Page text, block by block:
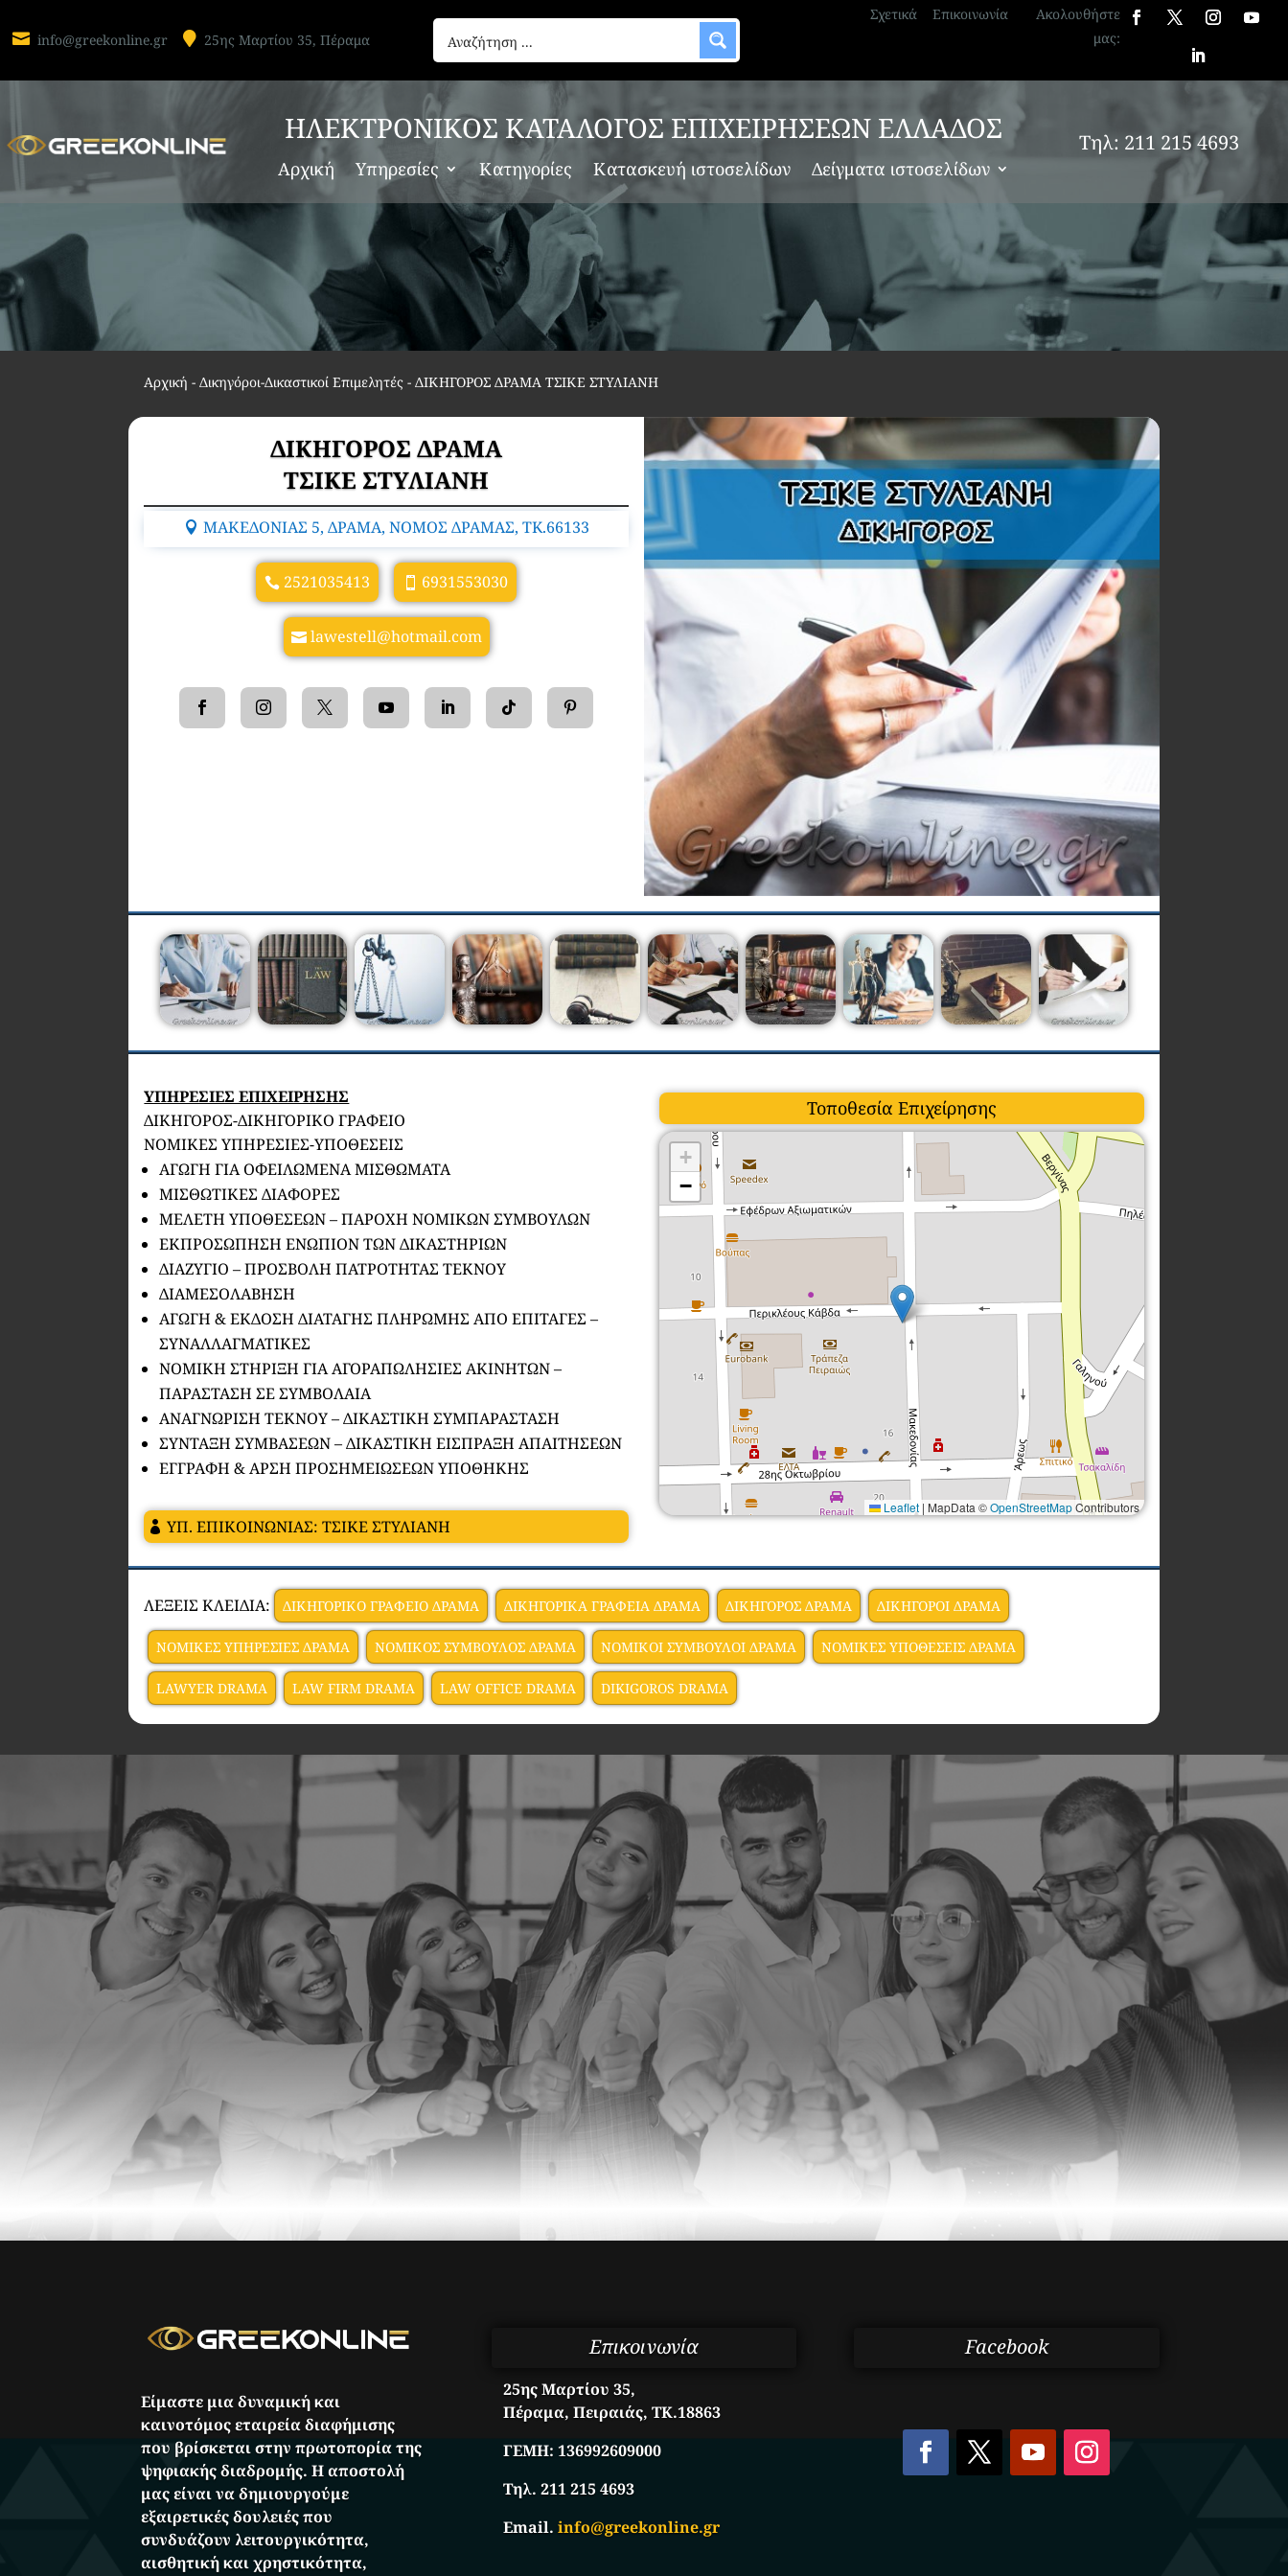
 info@greekonline.gr  25ης Μαρτίου 35, Πέραμα
Σχετικά Επικοινωνία
Ακολουθήστε
μας:
ΗΛΕΚΤΡΟΝΙΚΟΣ ΚΑΤΑΛΟΓΟΣ ΕΠΙΧΕΙΡΗΣΕΩΝ ΕΛΛΑΔΟΣ
Αρχική Υπηρεσίες Κατηγορίες Κατασκευή ιστοσελίδων Δείγματα ιστοσελίδων
Τηλ: 211 215 4693
Αρχική -Δικηγόροι-Δικαστικοί Επιμελητές -ΔΙΚΗΓΟΡΟΣ ΔΡΑΜΑ ΤΣΙΚΕ ΣΤΥΛΙΑΝΗ
ΔΙΚΗΓΟΡΟΣ ΔΡΑΜΑ
ΤΣΙΚΕ ΣΤΥΛΙΑΝΗ
ΜΑΚΕΔΟΝΙΑΣ 5, ΔΡΑΜΑ, ΝΟΜΟΣ ΔΡΑΜΑΣ, TK.66133
2521035413 6931553030
lawestell@hotmail.com
ΥΠΗΡΕΣΙΕΣ ΕΠΙΧΕΙΡΗΣΗΣ
ΔΙΚΗΓΟΡΟΣ-ΔΙΚΗΓΟΡΙΚΟ ΓΡΑΦΕΙΟ
ΝΟΜΙΚΕΣ ΥΠΗΡΕΣΙΕΣ-ΥΠΟΘΕΣΕΙΣ
ΑΓΩΓΗ ΓΙΑ ΟΦΕΙΛΩΜΕΝΑ ΜΙΣΘΩΜΑΤΑ
ΜΙΣΘΩΤΙΚΕΣ ΔΙΑΦΟΡΕΣ
ΜΕΛΕΤΗ ΥΠΟΘΕΣΕΩΝ – ΠΑΡΟΧΗ ΝΟΜΙΚΩΝ ΣΥΜΒΟΥΛΩΝ
ΕΚΠΡΟΣΩΠΗΣΗ ΕΝΩΠΙΟΝ ΤΩΝ ΔΙΚΑΣΤΗΡΙΩΝ
ΔΙΑΖΥΓΙΟ – ΠΡΟΣΒΟΛΗ ΠΑΤΡΟΤΗΤΑΣ ΤΕΚΝΟΥ
ΔΙΑΜΕΣΟΛΑΒΗΣΗ
ΑΓΩΓΗ & ΕΚΔΟΣΗ ΔΙΑΤΑΓΗΣ ΠΛΗΡΩΜΗΣ ΑΠΟ ΕΠΙΤΑΓΕΣ –
ΣΥΝΑΛΛΑΓΜΑΤΙΚΕΣ
ΝΟΜΙΚΗ ΣΤΗΡΙΞΗ ΓΙΑ ΑΓΟΡΑΠΩΛΗΣΙΕΣ ΑΚΙΝΗΤΩΝ –
ΠΑΡΑΣΤΑΣΗ ΣΕ ΣΥΜΒΟΛΑΙΑ
ΑΝΑΓΝΩΡΙΣΗ ΤΕΚΝΟΥ – ΔΙΚΑΣΤΙΚΗ ΣΥΜΠΑΡΑΣΤΑΣΗ
ΣΥΝΤΑΞΗ ΣΥΜΒΑΣΕΩΝ – ΔΙΚΑΣΤΙΚΗ ΕΙΣΠΡΑΞΗ ΑΠΑΙΤΗΣΕΩΝ
ΕΓΓΡΑΦΗ & ΑΡΣΗ ΠΡΟΣΗΜΕΙΩΣΕΩΝ ΥΠΟΘΗΚΗΣ
ΥΠ. ΕΠΙΚΟΙΝΩΝΙΑΣ: ΤΣΙΚΕ ΣΤΥΛΙΑΝΗ
Τοποθεσία Επιχείρησης
+
−
Leaflet | MapData ©OpenStreetMapContributors
ΛΕΞΕΙΣ ΚΛΕΙΔΙΑ: ΔΙΚΗΓΟΡΙΚΟ ΓΡΑΦΕΙΟ ΔΡΑΜΑ ΔΙΚΗΓΟΡΙΚΑ ΓΡΑΦΕΙΑ ΔΡΑΜΑ ΔΙΚΗΓΟΡΟΣ ΔΡΑΜΑ ΔΙΚΗΓΟΡΟΙ ΔΡΑΜΑ
ΝΟΜΙΚΕΣ ΥΠΗΡΕΣΙΕΣ ΔΡΑΜΑ ΝΟΜΙΚΟΣ ΣΥΜΒΟΥΛΟΣ ΔΡΑΜΑ ΝΟΜΙΚΟΙ ΣΥΜΒΟΥΛΟΙ ΔΡΑΜΑ ΝΟΜΙΚΕΣ ΥΠΟΘΕΣΕΙΣ ΔΡΑΜΑ
LAWYER DRAMA LAW FIRM DRAMA LAW OFFICE DRAMA DIKIGOROS DRAMA
Είμαστε μια δυναμική και
καινοτόμος εταιρεία διαφήμισης
που βρίσκεται στην πρωτοπορία της
ψηφιακής διαδρομής. Η αποστολή
μας είναι να δημιουργούμε
εξαιρετικές δουλειές που
συνδυάζουν λειτουργικότητα,
αισθητική και χρηστικότητα,
Επικοινωνία
25ης Μαρτίου 35,
Πέραμα, Πειραιάς, ΤΚ.18863
ΓΕΜΗ:136992609000
Τηλ. 211 215 4693
Email.info@greekonline.gr
Facebook